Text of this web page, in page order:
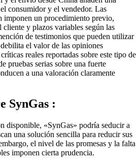
un procedimiento previo,
cliente y plazos variables según las
de testimonios que pueden utilizar
el valor de las opiniones
reales reportadas sobre este tipo de
pruebas serias sobre una fuerte
a una valoración claramente
una solución sencilla para reducir sus
el nivel de las promesas y la falta
imponen cierta prudencia.